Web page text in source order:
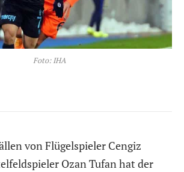
Foto: IHA
von Flügelspieler Cengiz
Ozan Tufan hat der